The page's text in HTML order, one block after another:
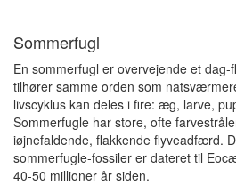
Sommerfugl
En sommerfugl er overvejende et dag-
tilhører samme orden som
livscyklus kan deles i fire: æg, larve,
Sommerfugle har store, ofte
iøjnefaldende, flakkende flyveadfærd.
sommerfugle-fossiler er dateret til
40-50 millioner år siden.